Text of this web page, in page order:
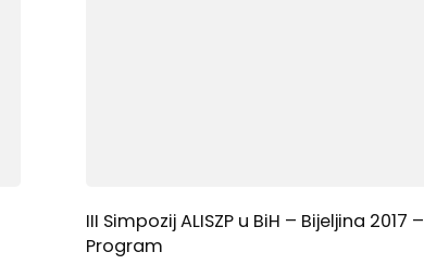
III Simpozij ALISZP u BiH – Bijeljina 2017 –
Program